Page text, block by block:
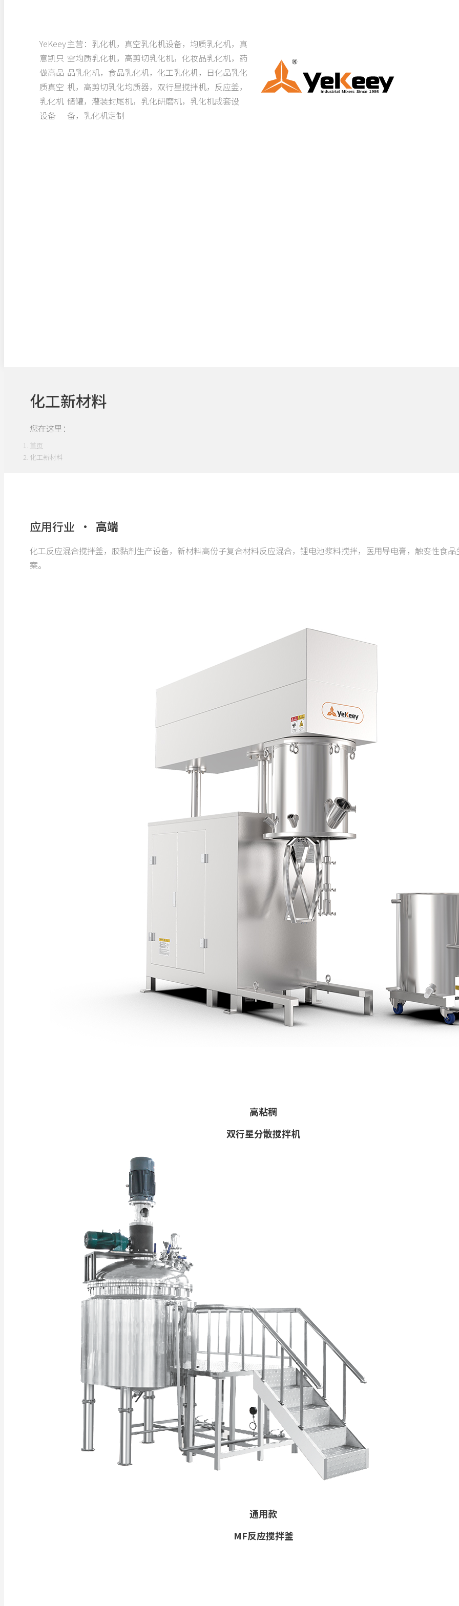
YeKeey
意凯只
做高品
质真空
乳化机
设备
主营：乳化机，真空乳化机设备，均质乳化机，真
空均质乳化机，高剪切乳化机，化妆品乳化机，药
品乳化机，食品乳化机，化工乳化机，日化品乳化
机，高剪切乳化均质器，双行星搅拌机，反应釜，
储罐，灌装封尾机，乳化研磨机，乳化机成套设
备，乳化机定制
化工新材料
您在这里：
首页
化工新材料
应用行业 · 高端
化工反应混合搅拌釜，胶黏剂生产设备，新材料高份子复合材料反应混合，锂电池浆料搅拌，医用导电膏，触变性食品
案。
高粘稠
双行星分散搅拌机
通用款
MF反应搅拌釜